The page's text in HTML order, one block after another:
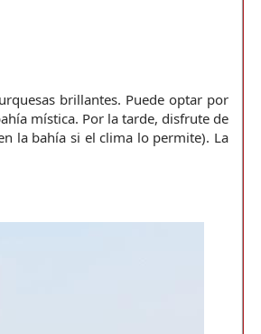
brillantes. Puede optar por
mística. Por la tarde, disfrute de
la bahía si el clima lo permite). La